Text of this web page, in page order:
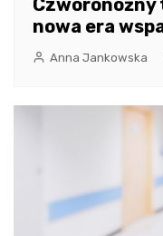
Czworonożny
nowa era
Anna Jankowska